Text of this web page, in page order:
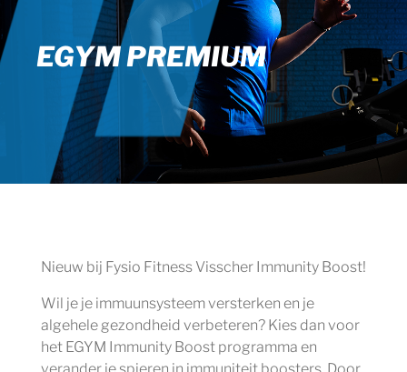
EGYM PREMIUM
Nieuw bij Fysio Fitness Visscher Immunity Boost!
Wil je je immuunsysteem versterken en je
algehele gezondheid verbeteren? Kies dan voor
het EGYM Immunity Boost programma en